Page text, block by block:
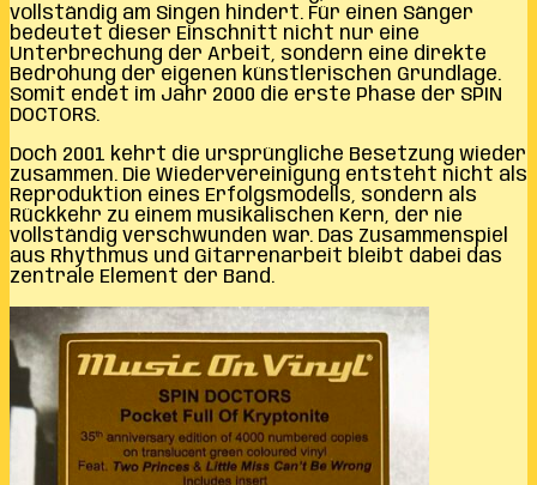
vollständig am Singen hindert. Für einen Sänger
bedeutet dieser Einschnitt nicht nur eine
Unterbrechung der Arbeit, sondern eine direkte
Bedrohung der eigenen künstlerischen Grundlage.
Somit endet im Jahr 2000 die erste Phase der SPIN
DOCTORS.
Doch 2001 kehrt die ursprüngliche Besetzung wieder
zusammen. Die Wiedervereinigung entsteht nicht als
Reproduktion eines Erfolgsmodells, sondern als
Rückkehr zu einem musikalischen Kern, der nie
vollständig verschwunden war. Das Zusammenspiel
aus Rhythmus und Gitarrenarbeit bleibt dabei das
zentrale Element der Band.